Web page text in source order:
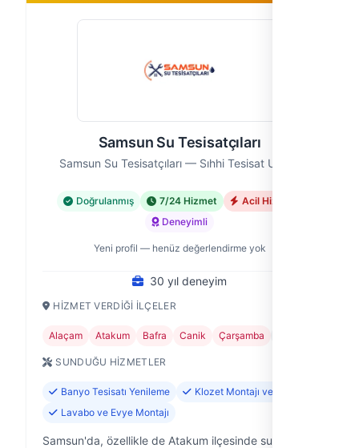
Samsun Su Tesisatçıları
Samsun Su Tesisatçıları — Sıhhi Tesisat Ustası
Doğrulanmış 7/24 Hizmet
Acil Hizmet
Deneyimli
Yeni profil — henüz değerlendirme yok
30 yıl deneyim
HIZMET VERDIĞI İLÇELER
Alaçam Atakum Bafra Canik Çarşamba
SUNDUĞU HIZMETLER
Banyo Tesisatı Yenileme
Klozet Montajı ve Tamiri
Lavabo ve Evye Montajı
Samsun'da, özellikle de Atakum ilçesinde su tesisatı